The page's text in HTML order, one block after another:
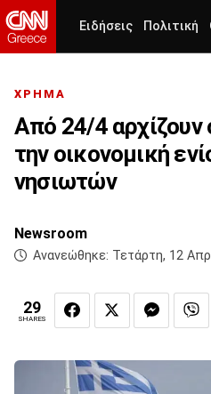
Ειδήσεις Πολιτική
ΧΡΗΜΑ
Από 24/4 αρχίζουν
την οικονομική
νησιωτών
Newsroom
Ανανεώθηκε: Τετάρτη, 12
29
SHARES